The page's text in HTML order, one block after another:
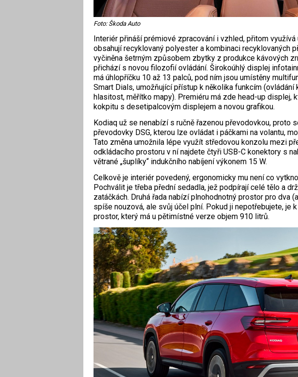
Foto: Škoda Auto
Interiér přináší prémiové zpracování i vzhled, přitom
obsahují recyklovaný polyester a kombinaci recyklovaných
vyčiněna šetrným způsobem zbytky z produkce kávových
přichází s novou filozofií ovládání. Širokoúhlý displej
má úhlopříčku 10 až 13 palců, pod ním jsou umístěny
Smart Dials, umožňující přístup k několika funkcím (ovládání
hlasitost, měřítko mapy). Premiéru má zde head-up displej,
kokpitu s desetipalcovým displejem a novou grafikou.
Kodiaq už se nenabízí s ručně řazenou převodovkou, proto
převodovky DSG, kterou lze ovládat i páčkami na volantu,
Tato změna umožnila lépe využít středovou konzolu mezi
odkládacího prostoru v ní najdete čtyři USB-C konektory s
větrané „šuplíky“ indukčního nabíjení výkonem 15 W.
Celkově je interiér povedený, ergonomicky mu není co
Pochválit je třeba přední sedadla, jež podpírají celé tělo a
zatáčkách. Druhá řada nabízí plnohodnotný prostor pro dva
spíše nouzová, ale svůj účel plní. Pokud ji nepotřebujete, je
prostor, který má u pětimístné verze objem 910 litrů.